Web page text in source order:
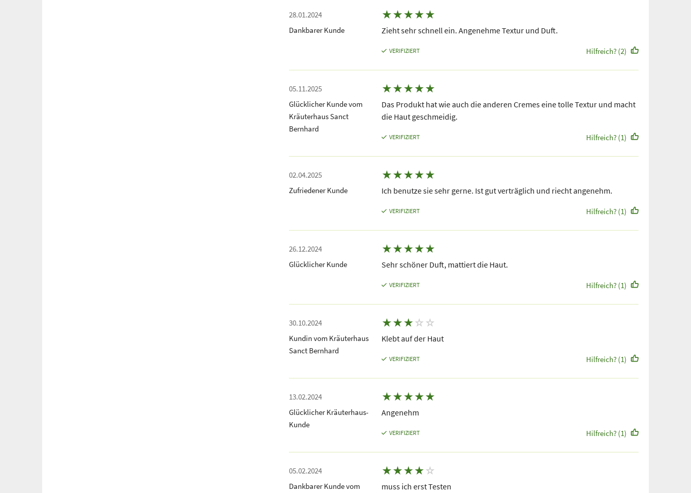
28.01.2024
Dankbarer Kunde
★★★★★
Zieht sehr schnell ein. Angenehme Textur und Duft.
VERIFIZIERT Hilfreich? (2)
05.11.2025
Glücklicher Kunde vom
Kräuterhaus Sanct
Bernhard
★★★★★
Das Produkt hat wie auch die anderen Cremes eine tolle Textur und macht
die Haut geschmeidig.
VERIFIZIERT Hilfreich? (1)
02.04.2025
Zufriedener Kunde
★★★★★
Ich benutze sie sehr gerne. Ist gut verträglich und riecht angenehm.
VERIFIZIERT Hilfreich? (1)
26.12.2024
Glücklicher Kunde
★★★★★
Sehr schöner Duft, mattiert die Haut.
VERIFIZIERT Hilfreich? (1)
30.10.2024
Kundin vom Kräuterhaus
Sanct Bernhard
★★★ ☆ ☆
Klebt auf der Haut
VERIFIZIERT Hilfreich? (1)
13.02.2024
Glücklicher Kräuterhaus-
Kunde
★★★★★
Angenehm
VERIFIZIERT Hilfreich? (1)
05.02.2024
Dankbarer Kunde vom
★★★★ ☆
muss ich erst Testen